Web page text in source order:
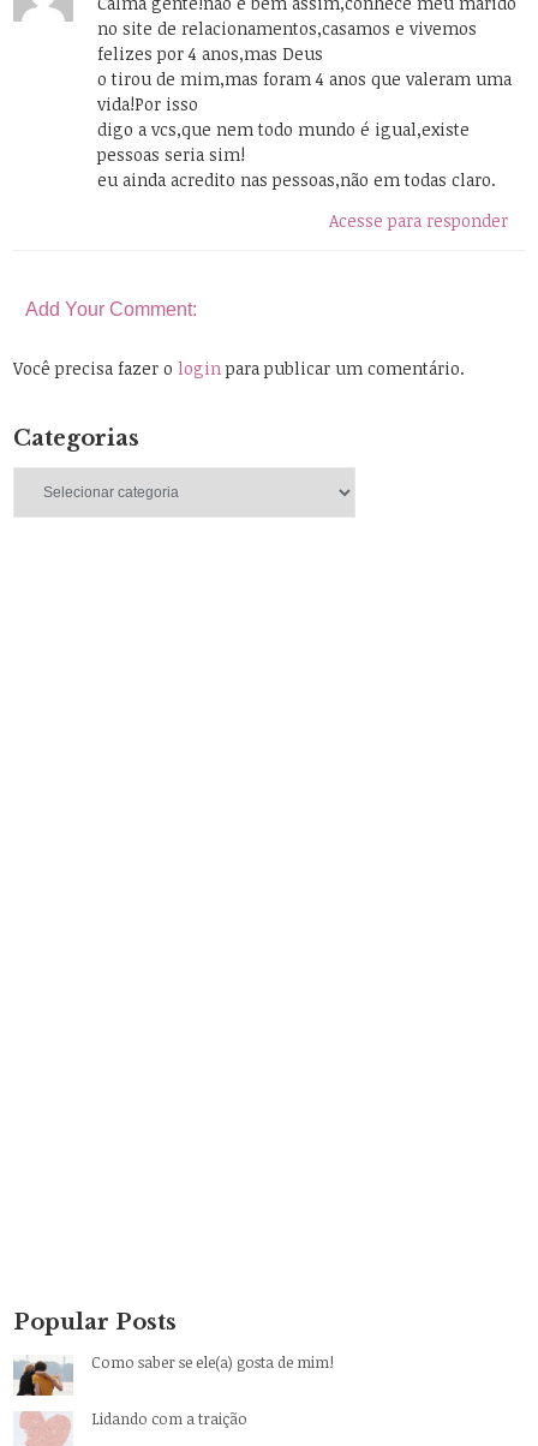
no site de relacionamentos,casamos e vivemos
felizes por 4 anos,mas Deus
o tirou de mim,mas foram 4 anos que valeram uma
vida!Por isso
digo a vcs,que nem todo mundo é igual,existe
pessoas seria sim!
eu ainda acredito nas pessoas,não em todas claro.
Acesse para responder
Add Your Comment:
Você precisa fazer ologin para publicar um comentário.
Categorias
Popular Posts
Como saber se ele(a) gosta de mim!
Lidando com a traição